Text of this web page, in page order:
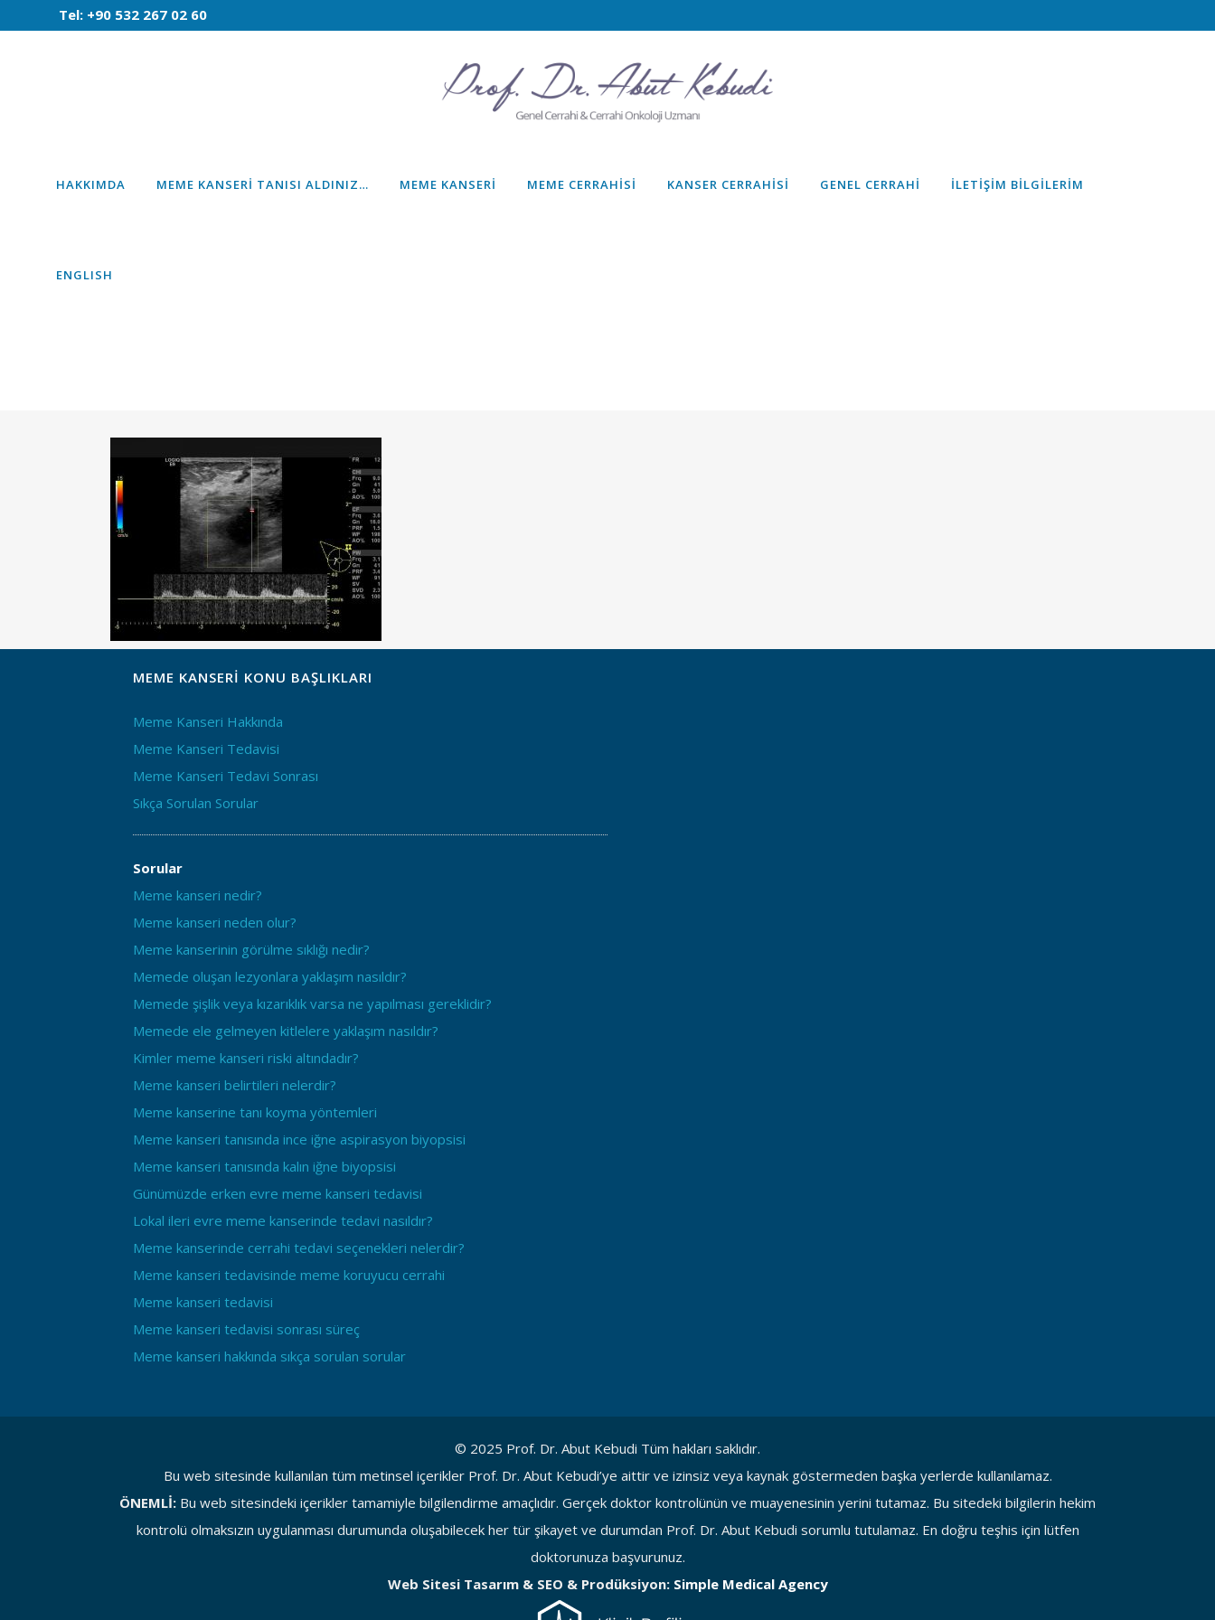
Tel: +90 532 267 02 60
HAKKIMDA MEME KANSERI TANISI ALDINIZ… MEME KANSERI MEME CERRAHISI KANSER CERRAHISI GENEL CERRAHI İLETIŞIM BILGILERIM
ENGLISH
MEME KANSERI KONU BAŞLIKLARI
Meme Kanseri Hakkında
Meme Kanseri Tedavisi
Meme Kanseri Tedavi Sonrası
Sıkça Sorulan Sorular
Sorular
Meme kanseri nedir?
Meme kanseri neden olur?
Meme kanserinin görülme sıklığı nedir?
Memede oluşan lezyonlara yaklaşım nasıldır?
Memede şişlik veya kızarıklık varsa ne yapılması gereklidir?
Memede ele gelmeyen kitlelere yaklaşım nasıldır?
Kimler meme kanseri riski altındadır?
Meme kanseri belirtileri nelerdir?
Meme kanserine tanı koyma yöntemleri
Meme kanseri tanısında ince iğne aspirasyon biyopsisi
Meme kanseri tanısında kalın iğne biyopsisi
Günümüzde erken evre meme kanseri tedavisi
Lokal ileri evre meme kanserinde tedavi nasıldır?
Meme kanserinde cerrahi tedavi seçenekleri nelerdir?
Meme kanseri tedavisinde meme koruyucu cerrahi
Meme kanseri tedavisi
Meme kanseri tedavisi sonrası süreç
Meme kanseri hakkında sıkça sorulan sorular
© 2025 Prof. Dr. Abut Kebudi Tüm hakları saklıdır.
Bu web sitesinde kullanılan tüm metinsel içerikler Prof. Dr. Abut Kebudi’ye aittir ve izinsiz veya kaynak göstermeden başka yerlerde kullanılamaz.
ÖNEMLİ: Bu web sitesindeki içerikler tamamiyle bilgilendirme amaçlıdır. Gerçek doktor kontrolünün ve muayenesinin yerini tutamaz. Bu sitedeki bilgilerin hekim
kontrolü olmaksızın uygulanması durumunda oluşabilecek her tür şikayet ve durumdan Prof. Dr. Abut Kebudi sorumlu tutulamaz. En doğru teşhis için lütfen
doktorunuza başvurunuz.
Web Sitesi Tasarım & SEO & Prodüksiyon: Simple Medical Agency